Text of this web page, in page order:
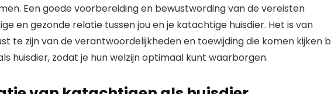
Een goede voorbereiding en bewustwording van de vereisten
en gezonde relatie tussen jou en je katachtige huisdier. Het is van
te zijn van de verantwoordelijkheden en toewijding die komen kijken
huisdier, zodat je hun welzijn optimaal kunt waarborgen.